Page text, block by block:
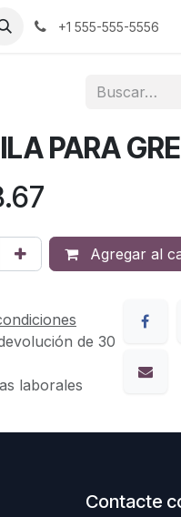
+1 555-555-5556
PARA
Agregar al
de 30
laborales
Contacte